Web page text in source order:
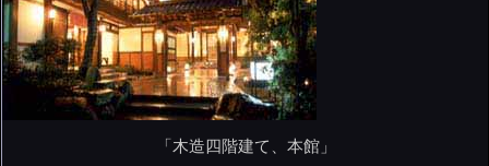
「木造四階建て、本館」